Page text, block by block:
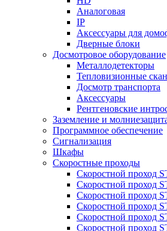
Аналоговая
IP
Аксессуары для
Дверные блоки
Досмотровое оборудование
Металлодетекторы
Тепловизионные
Досмотр транспорта
Аксессуары
Рентгеновские
Заземление и
Программное обеспечение
Сигнализация
Шкафы
Скоростные проходы
Скоростной проход
Скоростной проход
Скоростной проход
Скоростной проход
Скоростной проход
Скоростной проход